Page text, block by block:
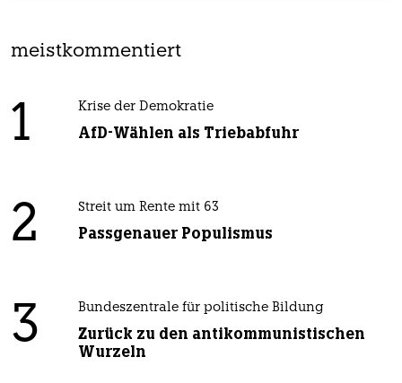
meistkommentiert
1 Krise der Demokratie
AfD-Wählen als Triebabfuhr
2 Streit um Rente mit 63
Passgenauer Populismus
3 Bundeszentrale für politische Bildung
Zurück zu den antikommunistischen
Wurzeln